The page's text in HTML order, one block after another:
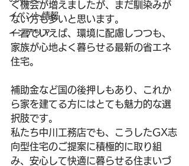
イベント情報
インテリア
く機会が増えましたが、まだ馴染みが
ない方も多いと思います。
一言でいえば、環境に配慮しつつも、
家族が心地よく暮らせる最新の省エネ
住宅。
補助金など国の後押しもあり、これか
ら家を建てる方にはとても魅力的な選
択肢です。
私たち中川工務店でも、こうしたGX志
向型住宅のご提案に積極的に取り組
み、安心して快適に暮らせる住まいづ